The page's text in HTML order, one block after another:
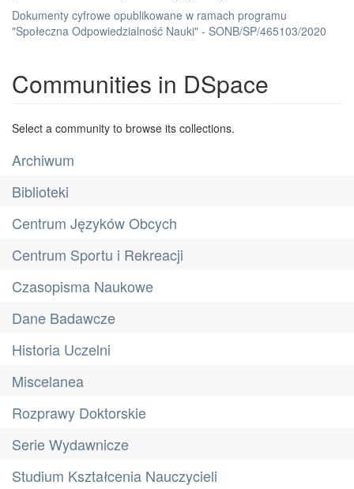
Dokumenty cyfrowe opublikowane w ramach programu
"Społeczna Odpowiedzialność Nauki" - SONB/SP/465103/2020
Communities in DSpace
Select a community to browse its collections.
Archiwum
Biblioteki
Centrum Języków Obcych
Centrum Sportu i Rekreacji
Czasopisma Naukowe
Dane Badawcze
Historia Uczelni
Miscelanea
Rozprawy Doktorskie
Serie Wydawnicze
Studium Kształcenia Nauczycieli